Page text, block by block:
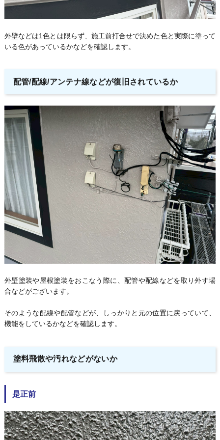
外壁などは1色とは限らず、施工前打合せで決めた色と実際に塗って
いる色があっているかなどを確認します。
配管/配線/アンテナ線などが復旧されているか
外壁塗装や屋根塗装をおこなう際に、配管や配線などを取り外す場
合などがございます。
そのような配線や配管などが、しっかりと元の位置に戻っていて、
機能をしているかなどを確認します。
塗料飛散や汚れなどがないか
是正前